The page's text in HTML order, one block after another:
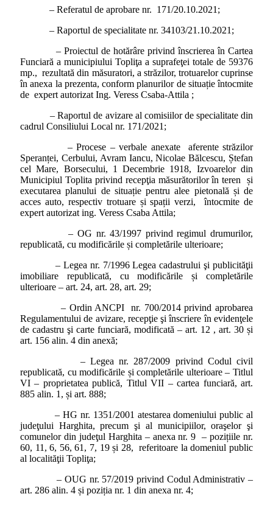
– Referatul de aprobare nr. 171/20.10.2021;
– Raportul de specialitate nr. 34103/21.10.2021;
– Proiectul de hotărâre privind înscrierea în Cartea
Funciară a municipiului Topliţa a suprafeţei totale de 59376
mp., rezultată din măsuratori, a străzilor, trotuarelor cuprinse
în anexa la prezenta, conform planurilor de situație întocmite
de expert autorizat Ing. Veress Csaba-Attila ;
– Raportul de avizare al comisiilor de specialitate din
cadrul Consiliului Local nr. 171/2021;
– Procese – verbale anexate aferente străzilor
Speranței, Cerbului, Avram Iancu, Nicolae Bălcescu, Ștefan
cel Mare, Borsecului, 1 Decembrie 1918, Izvoarelor din
Municipiul Toplita privind recepţia măsurătorilor în teren și
executarea planului de situație pentru alee pietonală și de
acces auto, respectiv trotuare și spații verzi, întocmite de
expert autorizat ing. Veress Csaba Attila;
– OG nr. 43/1997 privind regimul drumurilor,
republicată, cu modificările și completările ulterioare;
– Legea nr. 7/1996 Legea cadastrului şi publicităţii
imobiliare republicată, cu modificările și completările
ulterioare – art. 24, art. 28, art. 29;
– Ordin ANCPI nr. 700/2014 privind aprobarea
Regulamentului de avizare, recepţie şi înscriere în evidenţele
de cadastru şi carte funciară, modificată – art. 12 , art. 30 și
art. 156 alin. 4 din anexă;
– Legea nr. 287/2009 privind Codul civil
republicată, cu modificările și completările ulterioare – Titlul
VI – proprietatea publică, Titlul VII – cartea funciară, art.
885 alin. 1, și art. 888;
– HG nr. 1351/2001 atestarea domeniului public al
judeţului Harghita, precum şi al municipiilor, oraşelor şi
comunelor din judeţul Harghita – anexa nr. 9 – pozițiile nr.
60, 11, 6, 56, 61, 7, 19 și 28, referitoare la domeniul public
al localităţii Topliţa;
– OUG nr. 57/2019 privind Codul Administrativ –
art. 286 alin. 4 și poziția nr. 1 din anexa nr. 4;